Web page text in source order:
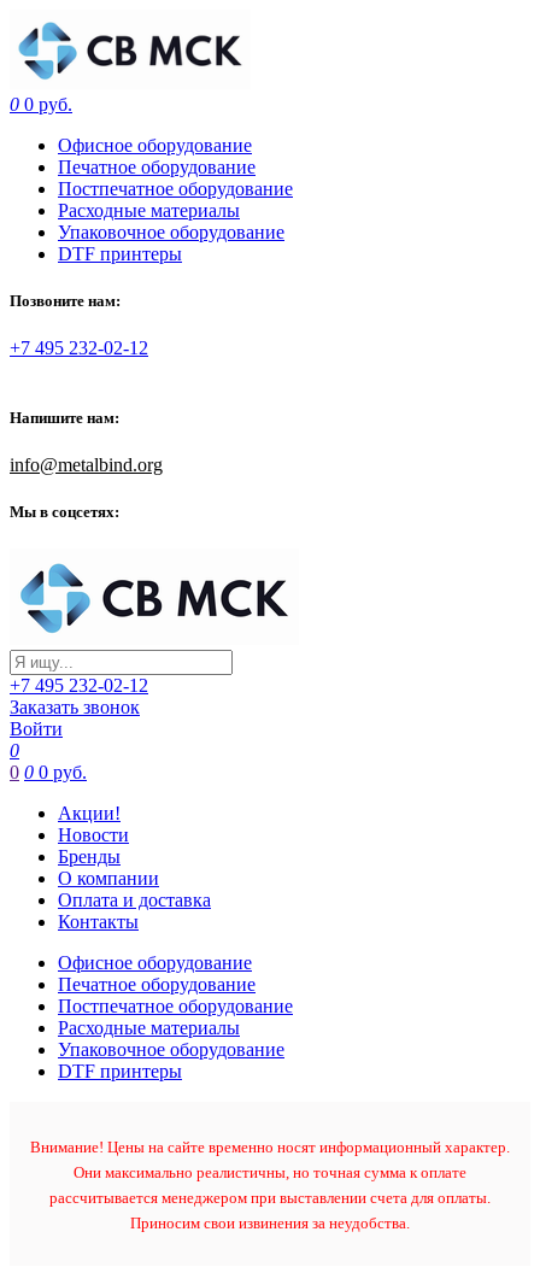
0 0 руб.
Офисное оборудование
Печатное оборудование
Постпечатное оборудование
Расходные материалы
Упаковочное оборудование
DTF принтеры
Позвоните нам:
+7 495 232-02-12
Напишите нам:
info@metalbind.org
Мы в соцсетях:
+7 495 232-02-12
Заказать звонок
Войти
0
0 0 0 руб.
Акции!
Новости
Бренды
О компании
Оплата и доставка
Контакты
Офисное оборудование
Печатное оборудование
Постпечатное оборудование
Расходные материалы
Упаковочное оборудование
DTF принтеры
Внимание! Цены на сайте временно носят информационный характер.
Они максимально реалистичны, но точная сумма к оплате
рассчитывается менеджером при выставлении счета для оплаты.
Приносим свои извинения за неудобства.